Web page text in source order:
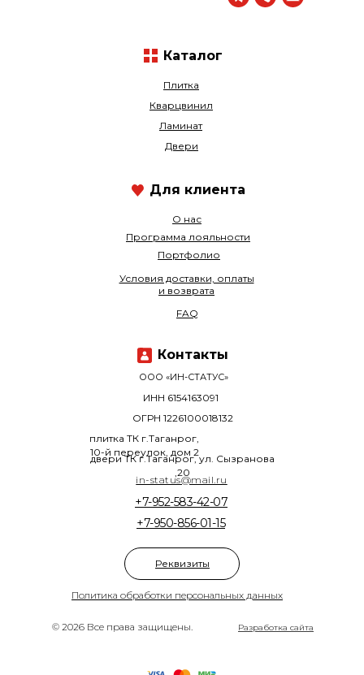
© 2026 Все права защищены.
Политика обработки персональных данных
Плитка
Кварцвинил
+7-950-856-01-15
+7-952-583-42-07
О нас
Ламинат
Программа лояльности
Двери
Портфолио
ООО «ИН-СТАТУС»
плитка ТК г.Таганрог,
10-й переулок, дом 2
двери ТК г.Таганрог, ул. Сызранова
,20
ОГРН 1226100018132
ИНН 6154163091
Разработка сайта
Условия доставки, оплаты
и возврата
FAQ
Каталог
in-status@mail.ru
Контакты
Для клиента
Реквизиты